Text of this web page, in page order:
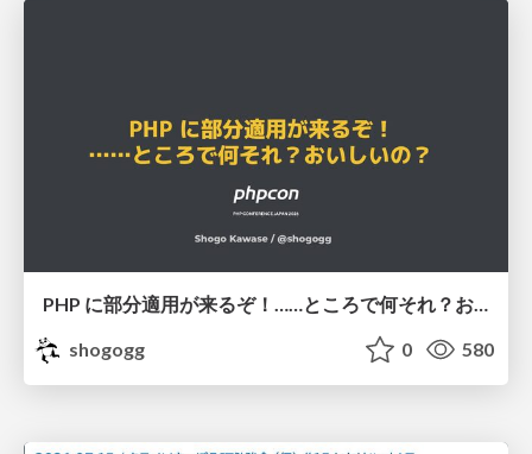
shogogg
0 580